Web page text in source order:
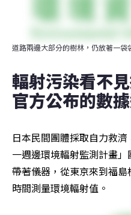
道路兩邊大部分的樹林，仍放著一袋
輻射污染看不
官方公布的數
日本民間團體採取自力救
一週邊環境輻射監測計畫
帶著儀器，從東京來到福
時間測量環境輻射值。